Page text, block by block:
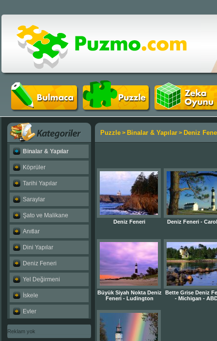
Binalar & Yapılar
Köprüler
Tarihi Yapılar
Saraylar
Şato ve Malikane
Anıtlar
Dini Yapılar
Deniz Feneri
Yel Değirmeni
İskele
Evler
Reklam yok
Puzzle > Binalar & Yapılar > Deniz
Deniz Feneri Deniz Feneri -
Büyük Siyah Nokta Deniz
Feneri - Ludington
Bette Grise Deniz
- Michigan -